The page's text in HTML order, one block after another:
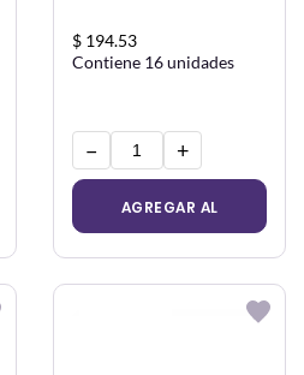
$ 194.53
Contiene 16 unidades
− +
AGREGAR AL
CARRITO